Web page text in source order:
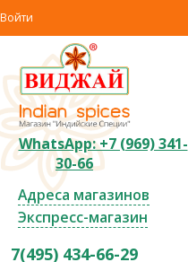
Войти
WhatsApp: +7 (969) 341-
30-66
Адреса магазинов
Экспресс-магазин
7(495) 434-66-29